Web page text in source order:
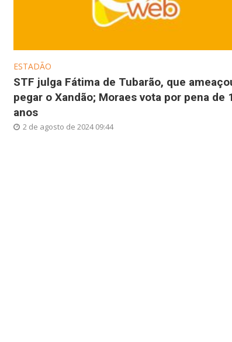
ESTADÃO
STF julga Fátima de Tubarão, que
pegar o Xandão; Moraes vota por pena de
anos
2 de agosto de 2024 09:44